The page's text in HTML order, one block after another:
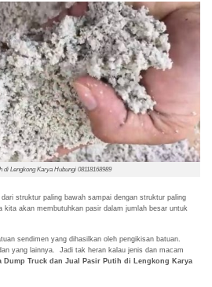
di Lengkong Karya Hubungi 08118168989
struktur paling bawah sampai dengan struktur paling
kita akan membutuhkan pasir dalam jumlah besar untuk
sendimen yang dihasilkan oleh pengikisan batuan.
yang lainnya. Jadi tak heran kalau jenis dan macam
Dump Truck dan Jual Pasir Putih di Lengkong Karya